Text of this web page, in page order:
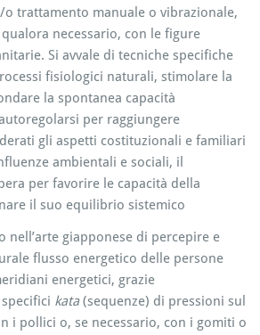
trattamento manuale o vibrazionale,
necessario, con le figure
Si avvale di tecniche specifiche
fisiologici naturali, stimolare la
la spontanea capacità
per raggiungere
gli aspetti costituzionali e familiari
ambientali e sociali, il
per favorire le capacità della
il suo equilibrio sistemico
nell’arte giapponese di percepire e
flusso energetico delle persone
energetici, grazie
kata(sequenze) di pressioni sul
i pollici o, se necessario, con i gomiti o